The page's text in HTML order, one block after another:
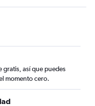
gratis, así que puedes
momento cero.